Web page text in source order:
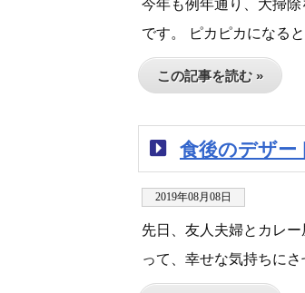
今年も例年通り、大掃除
です。 ピカピカになる
この記事を読む »
食後のデザー
2019年08月08日
先日、友人夫婦とカレ
って、幸せな気持ちに